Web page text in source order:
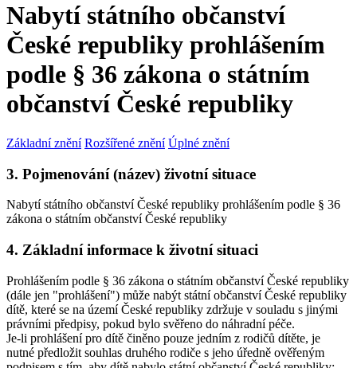
Nabytí státního občanství
České republiky prohlášením
podle § 36 zákona o státním
občanství České republiky
Základní znění Rozšířené znění Úplné znění
3. Pojmenování (název) životní situace
Nabytí státního občanství České republiky prohlášením podle § 36
zákona o státním občanství České republiky
4. Základní informace k životní situaci
Prohlášením podle § 36 zákona o státním občanství České republiky
(dále jen "prohlášení") může nabýt státní občanství České republiky
dítě, které se na území České republiky zdržuje v souladu s jinými
právními předpisy, pokud bylo svěřeno do náhradní péče.
Je-li prohlášení pro dítě činěno pouze jedním z rodičů dítěte, je
nutné předložit souhlas druhého rodiče s jeho úředně ověřeným